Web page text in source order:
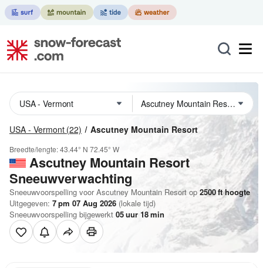
USA - Vermont (22) Ascutney Mountain Resort
Breedte/lengte:43.44° N 72.45° W
Ascutney Mountain Resort
Sneeuwverwachting
Sneeuwvoorspelling voor Ascutney Mountain Resort op 2500fthoogte
Uitgegeven: 7 pm 07 Aug 2026 (lokale tijd)
Sneeuwvoorspelling bijgewerkt 05uur 18min